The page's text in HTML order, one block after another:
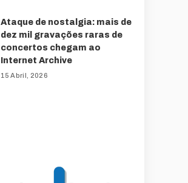
Ataque de nostalgia: mais de
dez mil gravações raras de
concertos chegam ao
Internet Archive
15 Abril, 2026